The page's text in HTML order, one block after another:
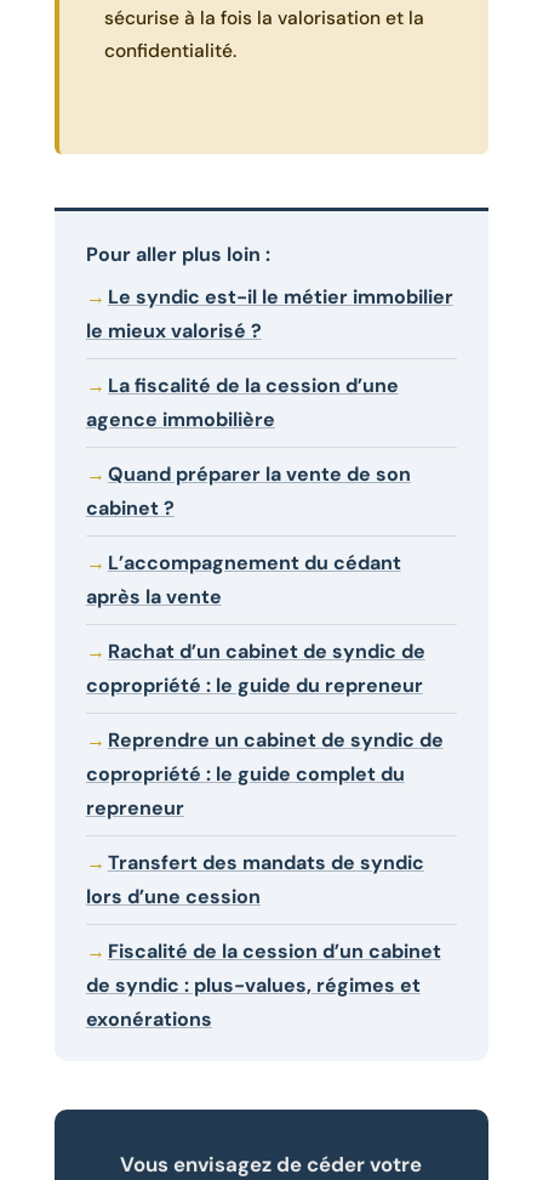
sécurise à la fois la valorisation et la
confidentialité.
Pour aller plus loin :
Le syndic est-il le métier immobilier
le mieux valorisé ?
La fiscalité de la cession d’une
agence immobilière
Quand préparer la vente de son
cabinet ?
L’accompagnement du cédant
après la vente
Rachat d’un cabinet de syndic de
copropriété : le guide du repreneur
Reprendre un cabinet de syndic de
copropriété : le guide complet du
repreneur
Transfert des mandats de syndic
lors d’une cession
Fiscalité de la cession d’un cabinet
de syndic : plus-values, régimes et
exonérations
Vous envisagez de céder votre